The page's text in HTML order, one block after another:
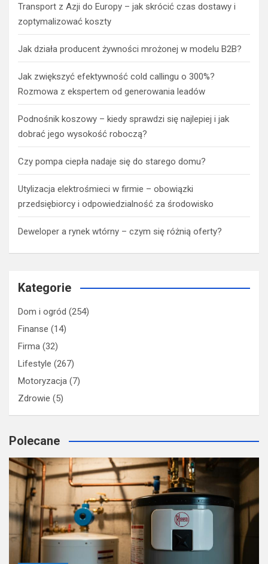
Transport z Azji do Europy – jak skrócić czas dostawy i
zoptymalizować koszty
Jak działa producent żywności mrożonej w modelu B2B?
Jak zwiększyć efektywność cold callingu o 300%?
Rozmowa z ekspertem od generowania leadów
Podnośnik koszowy – kiedy sprawdzi się najlepiej i jak
dobrać jego wysokość roboczą?
Czy pompa ciepła nadaje się do starego domu?
Utylizacja elektrośmieci w firmie – obowiązki
przedsiębiorcy i odpowiedzialność za środowisko
Deweloper a rynek wtórny – czym się różnią oferty?
Kategorie
Dom i ogród (254)
Finanse (14)
Firma (32)
Lifestyle (267)
Motoryzacja (7)
Zdrowie (5)
Polecane